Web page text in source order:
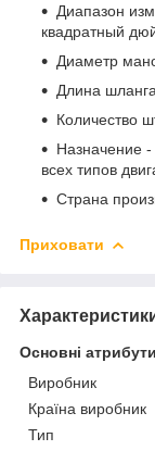
Диапазон
квадратный
Диаметр
Длина
Количество
Назначение
всех типов
Страна
Приховати
Основні атрибути
Виробник
Країна виробник
Тип